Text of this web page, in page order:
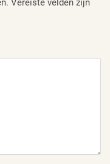
Vereiste velden zijn